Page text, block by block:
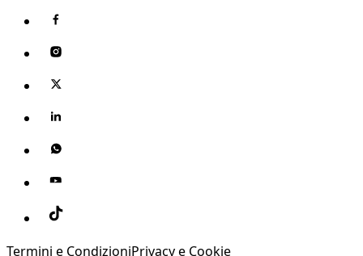
Termini e CondizioniPrivacy e Cookie